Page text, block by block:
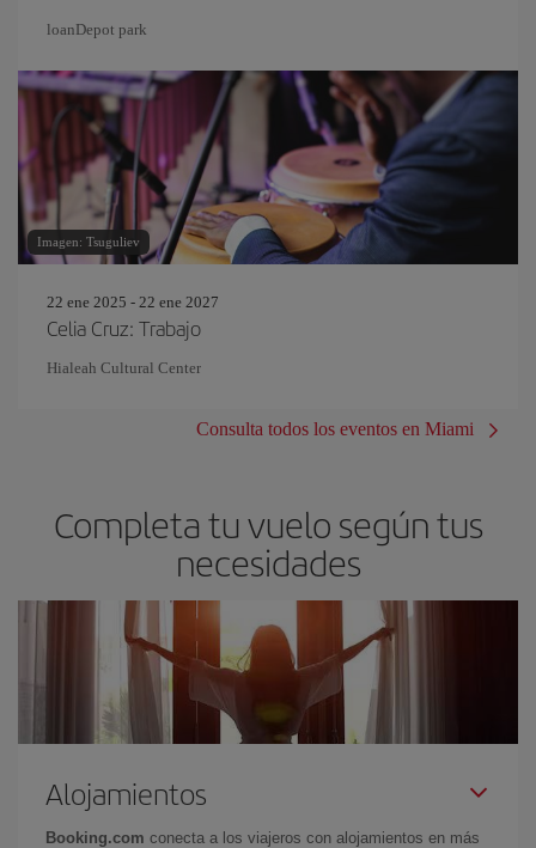
loanDepot park
Imagen: Tsuguliev
22 ene 2025 - 22 ene 2027
Celia Cruz: Trabajo
Hialeah Cultural Center
Consulta todos los eventos en Miami
Completa tu vuelo según tus
necesidades
Alojamientos
Booking.com conecta a los viajeros con alojamientos en más